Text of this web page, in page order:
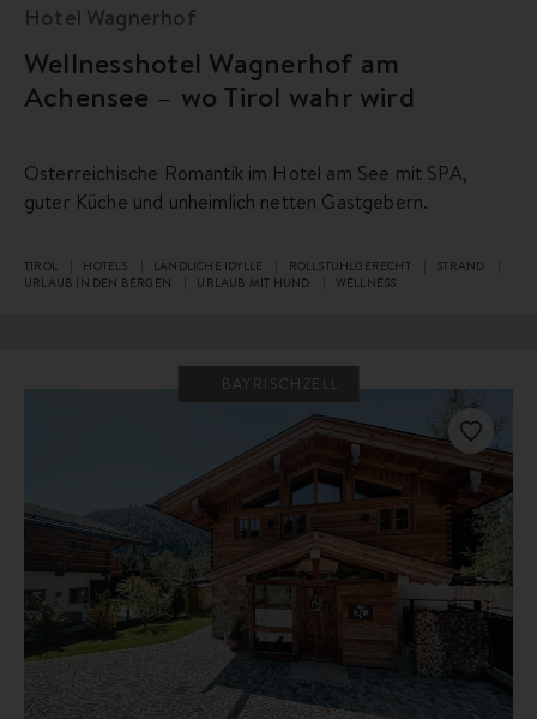
Hotel Wagnerhof
Wellnesshotel Wagnerhof am
Achensee – wo Tirol wahr wird
Österreichische Romantik im Hotel am See mit SPA,
guter Küche und unheimlich netten Gastgebern.
TIROL HOTELS LÄNDLICHE IDYLLE ROLLSTUHLGERECHT
STRAND
URLAUB IN DEN BERGEN
URLAUB MIT HUND WELLNESS
BAYRISCHZELL